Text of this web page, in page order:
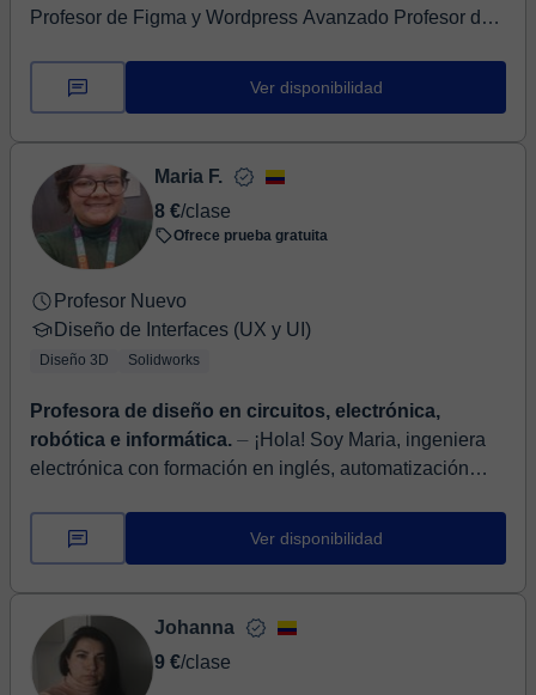
Profesor de Figma y Wordpress Avanzado Profesor de
Ver disponibilidad
Maria F.
8 €/clase
Ofrece prueba gratuita
Profesor Nuevo
Diseño de Interfaces (UX y UI)
Diseño 3D Solidworks
Profesora de diseño en circuitos, electrónica,
robótica e informática. ⏤ ¡Hola! Soy Maria, ingeniera
electrónica con formación en inglés, automatización
años dedicada a la...
Ver disponibilidad
Johanna
9 €/clase